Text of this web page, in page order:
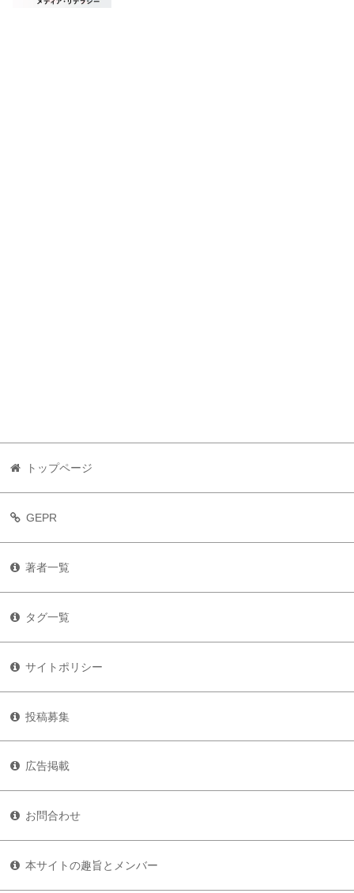
トップページ
GEPR
著者一覧
タグ一覧
サイトポリシー
投稿募集
広告掲載
お問合わせ
本サイトの趣旨とメンバー